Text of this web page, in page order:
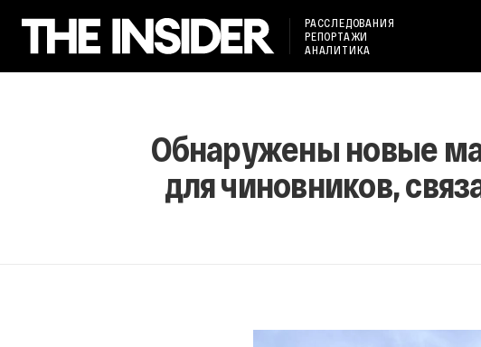
РАССЛЕДОВАНИЯ
РЕПОРТАЖИ
АНАЛИТИКА
Обнаружены новые
для чиновников,